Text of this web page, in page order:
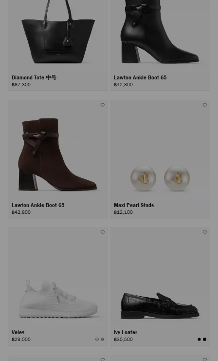
Diamond Tote 中号
฿67,300
Lawton Ankle Boot 65
฿42,800
Lawton Ankle Boot 65
฿42,800
Maxi Pearl Studs
฿12,100
Veles
฿29,000
Ivy Loafer
฿30,500